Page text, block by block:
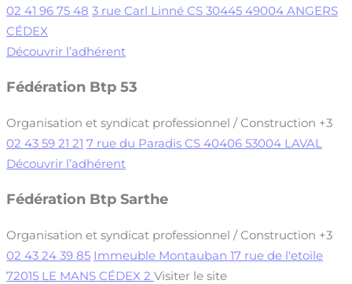
02 41 96 75 48 3 rue Carl Linné CS 30445 49004 ANGERS
CÉDEX
Découvrir l’adhérent
Fédération Btp 53
Organisation et syndicat professionnel / Construction +3
02 43 59 21 21 7 rue du Paradis CS 40406 53004 LAVAL
Découvrir l’adhérent
Fédération Btp Sarthe
Organisation et syndicat professionnel / Construction +3
02 43 24 39 85 Immeuble Montauban 17 rue de l'etoile
72015 LE MANS CÉDEX 2 Visiter le site